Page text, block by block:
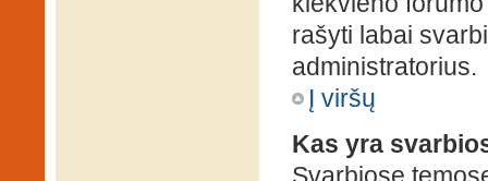
rašyti labai
administratorius.
Į viršų
Kas yra